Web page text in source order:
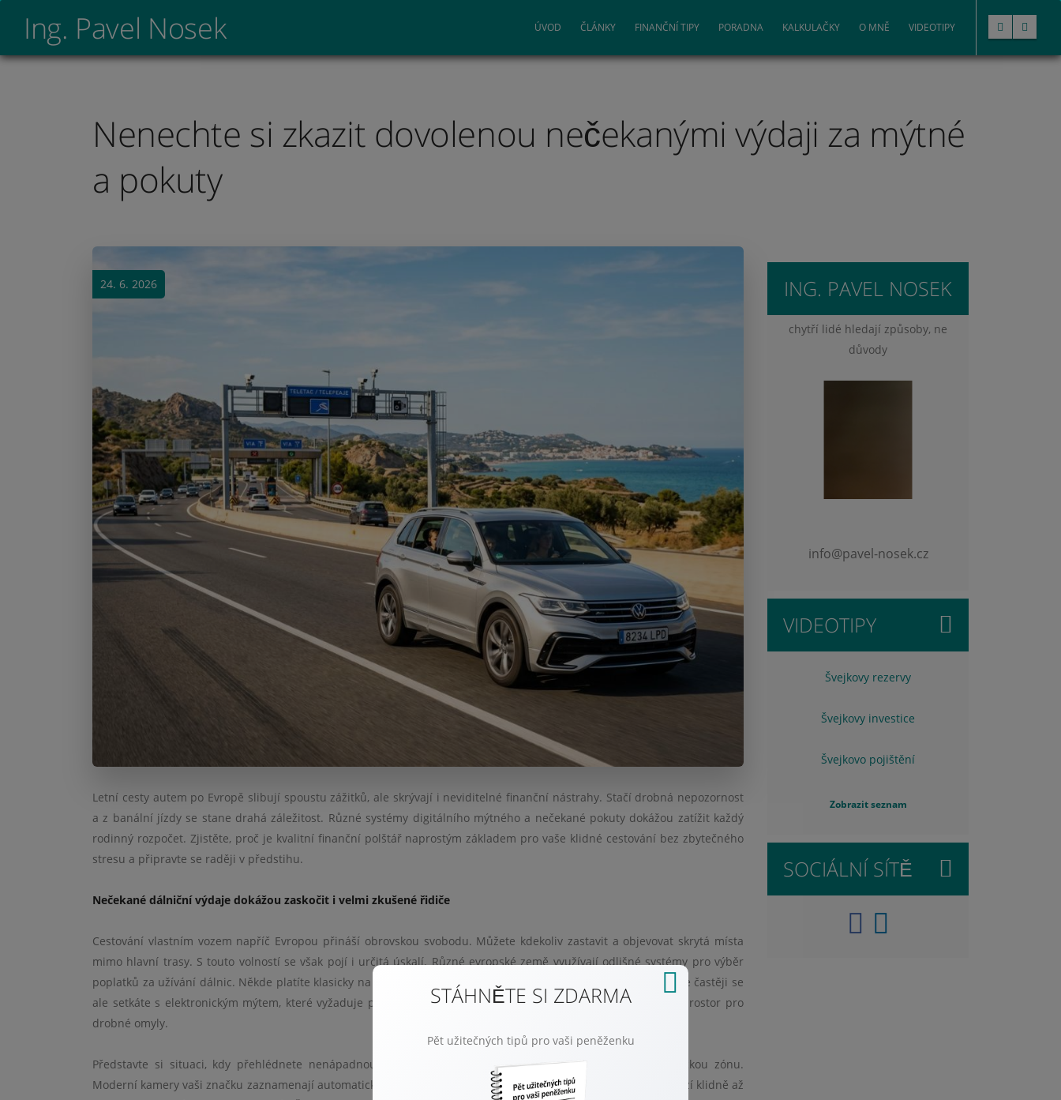
Ing. Pavel Nosek ÚVOD ČLÁNKY FINANČNÍ TIPY PORADNA KALKULAČKY O MNĚ VIDEOTIPY
Nenechte si zkazit dovolenou nečekanými výdaji za mýtné
a pokuty
24. 6. 2026
Letní cesty autem po Evropě slibují spoustu zážitků, ale skrývají i neviditelné finanční nástrahy. Stačí drobná nepozornost
a z banální jízdy se stane drahá záležitost. Různé systémy digitálního mýtného a nečekané pokuty dokážou zatížit každý
rodinný rozpočet. Zjistěte, proč je kvalitní finanční polštář naprostým základem pro vaše klidné cestování bez zbytečného
stresu a připravte se raději v předstihu.
Nečekané dálniční výdaje dokážou zaskočit i velmi zkušené řidiče
Cestování vlastním vozem napříč Evropou přináší obrovskou svobodu. Můžete kdekoliv zastavit a objevovat skrytá místa
mimo hlavní trasy. S touto volností se však pojí i určitá úskalí. Různé evropské země využívají odlišné systémy pro výběr
poplatků za užívání dálnic. Někde platíte klasicky na mýtných branách, jinde potřebujete fyzickou známku. Stále častěji se
ale setkáte s elektronickým mýtem, které vyžaduje předchozí registraci přes internet. Právě zde vzniká velký prostor pro
drobné omyly.
Představte si situaci, kdy přehlédnete nenápadnou tabuli upozorňující na zpoplatněný úsek nebo ekologickou zónu.
Moderní kamery vaši značku zaznamenají automaticky během zlomku vteřiny, ale výzva k zaplacení pokuty dorazí klidně až
ING. PAVEL NOSEK
chytří lidé hledají způsoby, ne
důvody
info@pavel-nosek.cz
VIDEOTIPY
Švejkovy rezervy
Švejkovy investice
Švejkovo pojištění
Zobrazit seznam
SOCIÁLNÍ SÍTĚ
STÁHNĚTE SI ZDARMA
Pět užitečných tipů pro vaši peněženku